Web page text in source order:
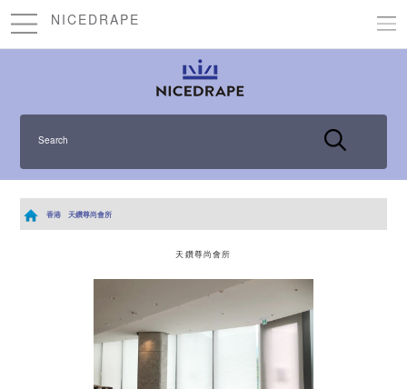
NICEDRAPE
Search
香港 天鑽尊尚會所
天鑽尊尚會所